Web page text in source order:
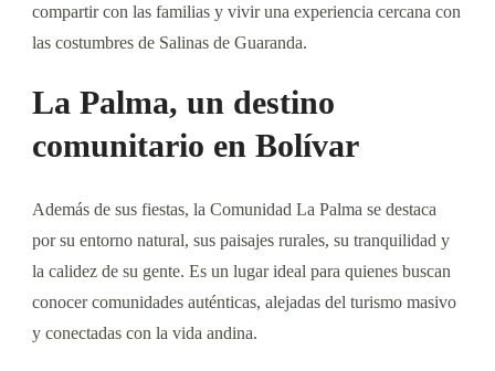
compartir con las familias y vivir una experiencia cercana con
las costumbres de Salinas de Guaranda.
La Palma, un destino
comunitario en Bolívar
Además de sus fiestas, la Comunidad La Palma se destaca
por su entorno natural, sus paisajes rurales, su tranquilidad y
la calidez de su gente. Es un lugar ideal para quienes buscan
conocer comunidades auténticas, alejadas del turismo masivo
y conectadas con la vida andina.